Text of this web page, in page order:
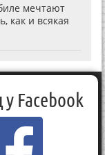
мечтают
как и всякая
Facebook